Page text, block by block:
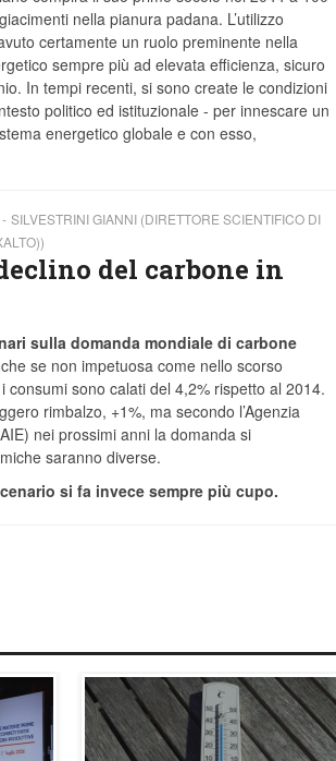
nella pianura padana. L’utilizzo
certamente un ruolo preminente nella
sempre più ad elevata efficienza, sicuro
In tempi recenti, si sono create le condizioni
politico ed istituzionale - per innescare un
energetico globale e con esso,
SILVESTRINI GIANNI (DIRETTORE SCIENTIFICO DI
del carbone in
sulla domanda mondiale di carbone
se non impetuosa come nello scorso
consumi sono calati del 4,2% rispetto al 2014.
rimbalzo, +1%, ma secondo l’Agenzia
nei prossimi anni la domanda si
saranno diverse.
si fa invece sempre più cupo.